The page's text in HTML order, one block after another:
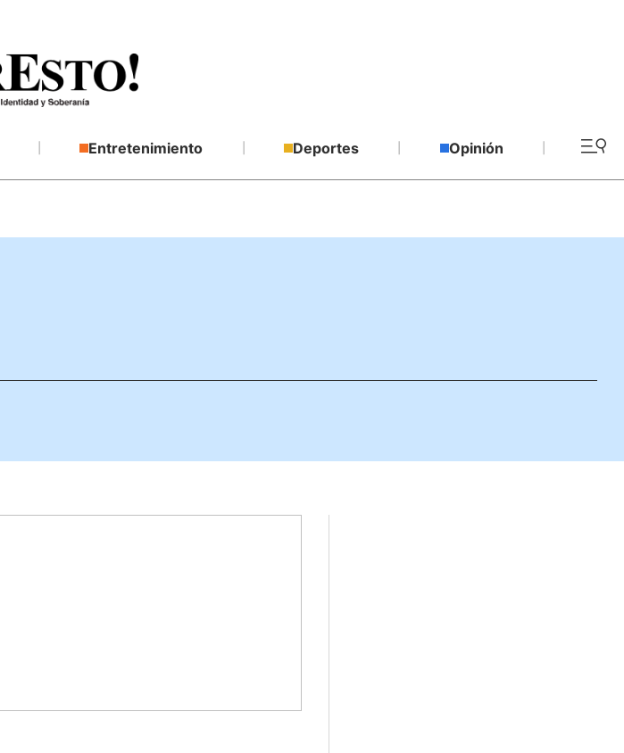
Entretenimiento Deportes Opinión